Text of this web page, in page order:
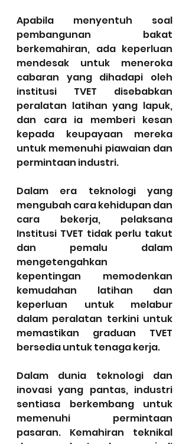
Apabila menyentuh soal
pembangunan bakat
berkemahiran, ada keperluan
mendesak untuk meneroka
cabaran yang dihadapi oleh
institusi TVET disebabkan
peralatan latihan yang lapuk,
dan cara ia memberi kesan
kepada keupayaan mereka
untuk memenuhi piawaian dan
permintaan industri.
Dalam era teknologi yang
mengubah cara kehidupan dan
cara bekerja, pelaksana
Institusi TVET tidak perlu takut
dan pemalu dalam
mengetengahkan
kepentingan memodenkan
kemudahan latihan dan
keperluan untuk melabur
dalam peralatan terkini untuk
memastikan graduan TVET
bersedia untuk tenaga kerja.
Dalam dunia teknologi dan
inovasi yang pantas, industri
sentiasa berkembang untuk
memenuhi permintaan
pasaran. Kemahiran teknikal